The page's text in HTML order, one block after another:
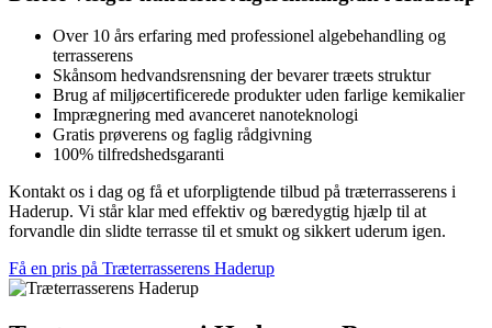
Over 10 års erfaring med professionel algebehandling og
terrasserens
Skånsom hedvandsrensning der bevarer træets struktur
Brug af miljøcertificerede produkter uden farlige kemikalier
Imprægnering med avanceret nanoteknologi
Gratis prøverens og faglig rådgivning
100% tilfredshedsgaranti
Kontakt os i dag og få et uforpligtende tilbud på træterrasserens i
Haderup. Vi står klar med effektiv og bæredygtig hjælp til at
forvandle din slidte terrasse til et smukt og sikkert uderum igen.
Få en pris på Træterrasserens Haderup